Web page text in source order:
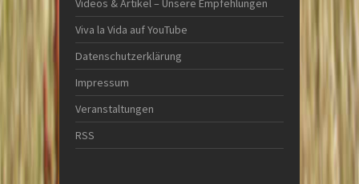
Videos & Artikel – Unsere Empfehlungen
Viva la Vida auf YouTube
Datenschutzerklärung
Impressum
Veranstaltungen
RSS